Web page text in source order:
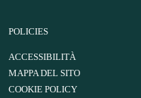
POLICIES
ACCESSIBILITÀ
MAPPA DEL SITO
COOKIE POLICY